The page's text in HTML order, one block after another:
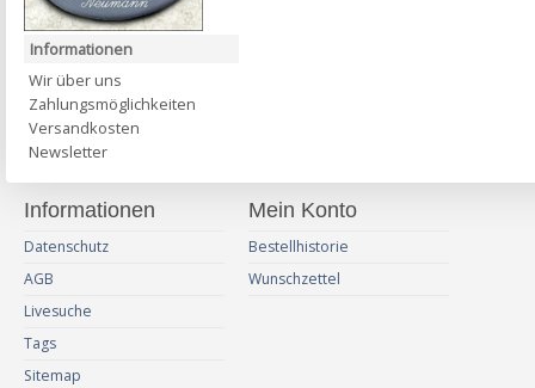
Informationen
Wir über uns
Zahlungsmöglichkeiten
Versandkosten
Newsletter
Informationen
Datenschutz
AGB
Livesuche
Tags
Sitemap
Mein Konto
Bestellhistorie
Wunschzettel